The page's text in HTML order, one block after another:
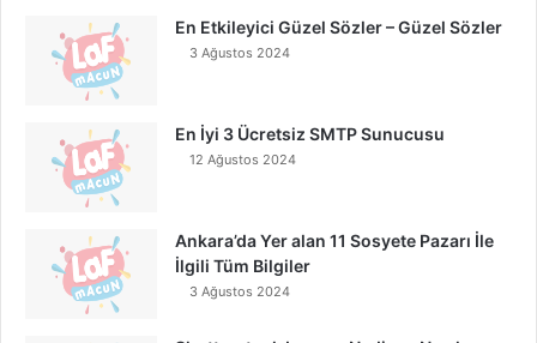
En Etkileyici Güzel Sözler – Güzel Sözler
3 Ağustos 2024
En İyi 3 Ücretsiz SMTP Sunucusu
12 Ağustos 2024
Ankara’da Yer alan 11 Sosyete Pazarı İle
İlgili Tüm Bilgiler
3 Ağustos 2024